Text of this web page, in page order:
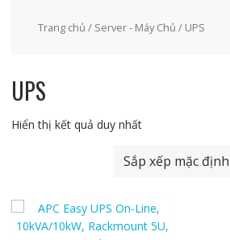
Trang chủ / Server - Máy Chủ / UPS
UPS
Hiển thị kết quả duy nhất